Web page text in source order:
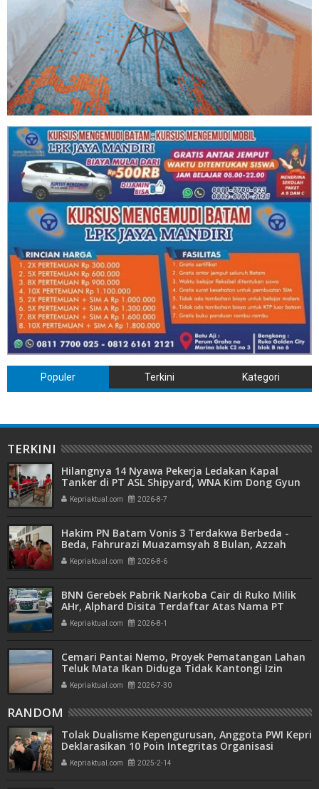
Populer Terkini Kategori
TERKINI
Hilangnya 14 Nyawa Pekerja Ledakan Kapal
Tanker di PT ASL Shipyard, WNA Kim Dong Gyun
Hanya Dituntut 1 Tahun 6 Bulan
Kepriaktual.com 2026-8-7
Hakim PN Batam Vonis 3 Terdakwa Berbeda -
Beda, Fahrurazi Muazamsyah 8 Bulan, Azzah
Azzurah dan Risma Divonis 2 Tahun 6 Bulan
Kepriaktual.com 2026-8-6
BNN Gerebek Pabrik Narkoba Cair di Ruko Milik
AHr, Alphard Disita Terdaftar Atas Nama PT
Mitra Usaha Properti
Kepriaktual.com 2026-8-1
Cemari Pantai Nemo, Proyek Pematangan Lahan
Teluk Mata Ikan Diduga Tidak Kantongi Izin
Amdal
Kepriaktual.com 2026-7-30
RANDOM
Tolak Dualisme Kepengurusan, Anggota PWI Kepri
Deklarasikan 10 Poin Integritas Organisasi
Kepriaktual.com 2025-2-14